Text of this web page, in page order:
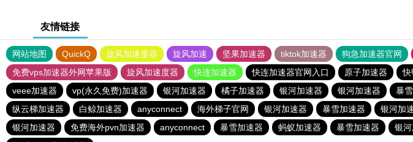
友情链接
网站地图 QuickQ 旋风加速度器 旋风加速 坚果加速器 tiktok加速器 狗急加速器官网
免费vps加速器外网苹果版
旋风加速度器 快连加速器 快连加速器官网入口 原子加速器 快
veee加速器
vp(永久免费)加速器 银河加速器 橘子加速器 银河加速器 银河加速器 暴
纵云梯加速器
白鲸加速器 anyconnect 海外梯子官网 银河加速器 暴雪加速器 银河加
银河加速器
免费海外pvn加速器 anyconnect 暴雪加速器 蚂蚁加速器 暴雪加速器 银